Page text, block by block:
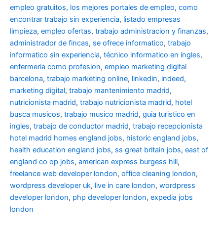
empleo gratuitos, los mejores portales de empleo, como
encontrar trabajo sin experiencia, listado empresas
limpieza, empleo ofertas, trabajo administracion y finanzas,
administrador de fincas, se ofrece informatico, trabajo
informatico sin experiencia, técnico informatico en ingles,
enfermeria como profesion, empleo marketing digital
barcelona, trabajo marketing online, linkedin, indeed,
marketing digital, trabajo mantenimiento madrid,
nutricionista madrid, trabajo nutricionista madrid, hotel
busca musicos, trabajo musico madrid, guia turistico en
ingles, trabajo de conductor madrid, trabajo recepcionista
hotel madrid homes england jobs, historic england jobs,
health education england jobs, ss great britain jobs, east of
england co op jobs, american express burgess hill,
freelance web developer london, office cleaning london,
wordpress developer uk, live in care london, wordpress
developer london, php developer london, expedia jobs
london